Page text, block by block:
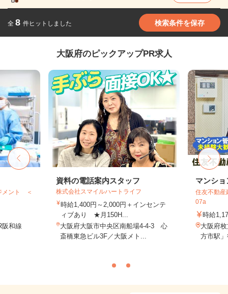
全 8 件ヒットしました 検索条件を保存
大阪府のピックアップPR求人
メント ＜
阪和線
資料の電話案内スタッフ
株式会社スマイルハートライフ
時給1,400円～2,000円＋インセンテ
ィブあり ★月150H...
大阪府大阪市中央区南船場4-4-3 心
斎橋東急ビル3F／大阪メト...
マンシ
住友不動産
07a
時給
大阪府
方市駅